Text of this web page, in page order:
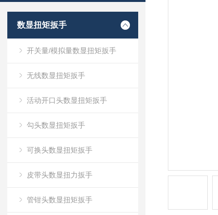
数显扭矩扳手
开关量/模拟量数显扭矩扳手
无线数显扭矩扳手
活动开口头数显扭矩扳手
勾头数显扭矩扳手
可换头数显扭矩扳手
皮带头数显扭力扳手
管钳头数显扭矩扳手